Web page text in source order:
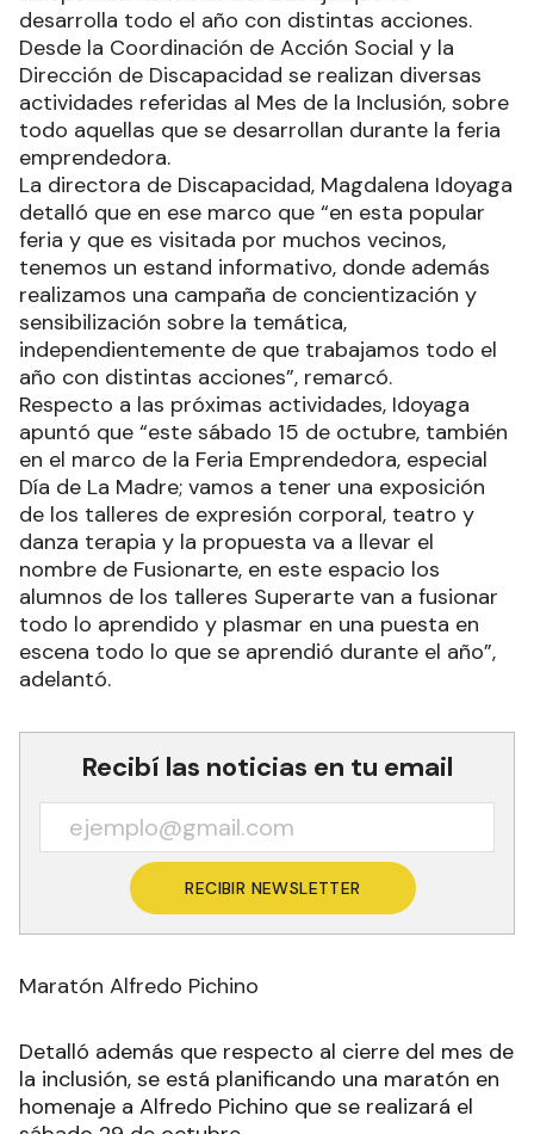
desarrolla todo el año con distintas acciones.
Desde la Coordinación de Acción Social y la
Dirección de Discapacidad se realizan diversas
actividades referidas al Mes de la Inclusión, sobre
todo aquellas que se desarrollan durante la feria
emprendedora.
La directora de Discapacidad, Magdalena Idoyaga
detalló que en ese marco que “en esta popular
feria y que es visitada por muchos vecinos,
tenemos un estand informativo, donde además
realizamos una campaña de concientización y
sensibilización sobre la temática,
independientemente de que trabajamos todo el
año con distintas acciones”, remarcó.
Respecto a las próximas actividades, Idoyaga
apuntó que “este sábado 15 de octubre, también
en el marco de la Feria Emprendedora, especial
Día de La Madre; vamos a tener una exposición
de los talleres de expresión corporal, teatro y
danza terapia y la propuesta va a llevar el
nombre de Fusionarte, en este espacio los
alumnos de los talleres Superarte van a fusionar
todo lo aprendido y plasmar en una puesta en
escena todo lo que se aprendió durante el año”,
adelantó.
Recibí las noticias en tu email
RECIBIR NEWSLETTER
Maratón Alfredo Pichino
Detalló además que respecto al cierre del mes de
la inclusión, se está planificando una maratón en
homenaje a Alfredo Pichino que se realizará el